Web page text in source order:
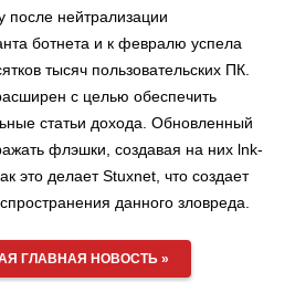
после нейтрализации
ботнета и к февралю успела
тысяч пользовательских ПК.
с целью обеспечить
статьи дохода. Обновленный
флэшки, создавая на них lnk-
это делает Stuxnet, что создает
данного зловреда.
ГЛАВНАЯ НОВОСТЬ »